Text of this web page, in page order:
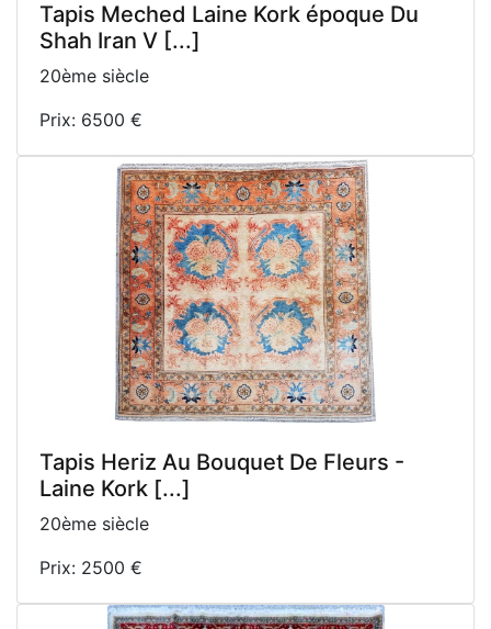
Tapis Meched Laine Kork époque Du
Shah Iran V [...]
20ème siècle
Prix: 6500 €
Tapis Heriz Au Bouquet De Fleurs -
Laine Kork [...]
20ème siècle
Prix: 2500 €